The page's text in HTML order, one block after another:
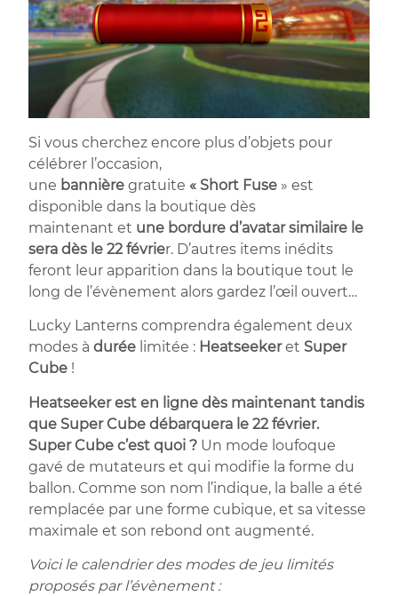
Si vous cherchez encore plus d’objets pour
célébrer l’occasion,
une bannière gratuite « Short Fuse » est
disponible dans la boutique dès
maintenant et une bordure d’avatar similaire le
sera dès le 22 février. D’autres items inédits
feront leur apparition dans la boutique tout le
long de l’évènement alors gardez l’œil ouvert…
Lucky Lanterns comprendra également deux
modes àdurée limitée : Heatseekeret Super
Cube !
Heatseeker est en ligne dès maintenant tandis
que Super Cube débarquera le 22 février.
Super Cube c’est quoi ? Un mode loufoque
gavé de mutateurs et qui modifie la forme du
ballon. Comme son nom l’indique, la balle a été
remplacée par une forme cubique, et sa vitesse
maximale et son rebond ont augmenté.
Voici le calendrier des modes de jeu limités
proposés par l’évènement :